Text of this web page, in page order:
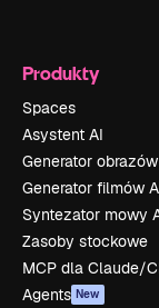
Produkty
Spaces
Asystent AI
Generator
Generator filmów
Syntezator mowy
Zasoby stockowe
MCP dla Claude/
Agents New